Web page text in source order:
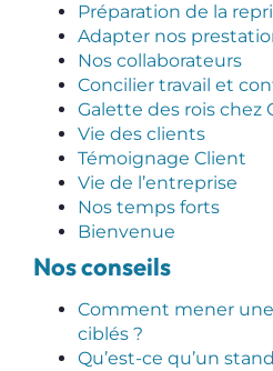
Préparation de la
Adapter nos
Nos collaborateurs
Concilier travail et
Galette des rois chez
Vie des clients
Témoignage Client
Vie de l’entreprise
Nos temps forts
Bienvenue
Nos conseils
Comment mener
ciblés ?
Qu’est-ce qu’un